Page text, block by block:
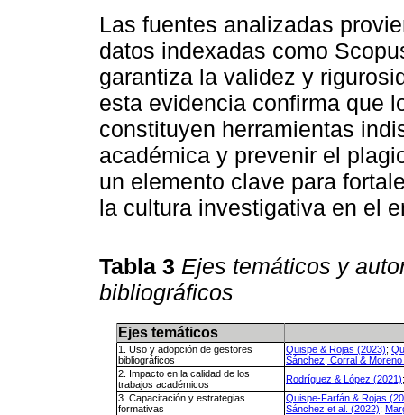
Las fuentes analizadas
datos indexadas como
garantiza la validez y
esta evidencia confirma que
constituyen herramientas
académica y prevenir el
un elemento clave para
la cultura investigativa en el
Tabla 3 Ejes temáticos y
bibliográficos
Ejes temáticos
1. Uso y adopción de gestores
bibliográficos
Quispe & Rojas (2023);
Sánchez, Corral &
2. Impacto en la calidad de los
trabajos académicos
Rodríguez & López (2021)
3. Capacitación y estrategias
formativas
Quispe-Farfán & Rojas
Sánchez et al. (2022);